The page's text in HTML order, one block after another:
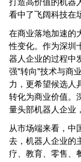
看中了飞阔科技在
在商业落地加速的
性变化。作为深圳
器人企业的过程中
强"转向"技术与商
力，更希望候选人
转化为商业价值。
量头部机器人企业
从市场端来看，中
去，机器人企业的
疗、教育、零售、